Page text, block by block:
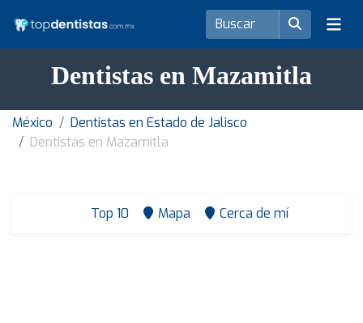
Dentistas en Mazamitla
México
Dentistas en Estado de Jalisco
Dentistas en Mazamitla
Top 10 Mapa Cerca de mí